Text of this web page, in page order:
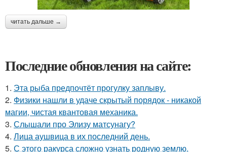
читать дальше →
Последние обновления на сайте:
1. Эта рыба предпочтёт прогулку заплыву.
2. Физики нашли в удаче скрытый порядок - никакой
магии, чистая квантовая механика.
3. Слышали про Элизу матсунагу?
4. Лица аушвица в их последний день.
5. С этого ракурса сложно узнать родную землю.